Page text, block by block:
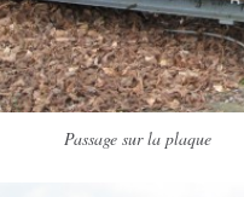
Passage sur la plaque